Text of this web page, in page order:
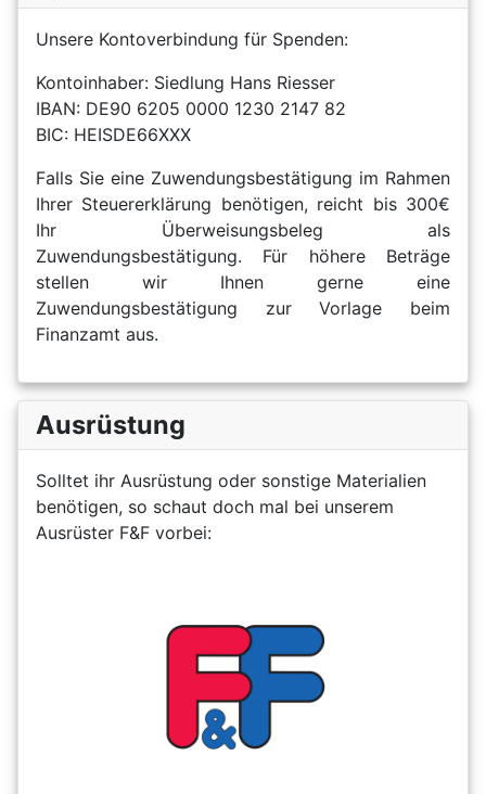
Unsere Kontoverbindung für Spenden:
Kontoinhaber: Siedlung Hans Riesser
IBAN: DE90 6205 0000 1230 2147 82
BIC: HEISDE66XXX
Falls Sie eine Zuwendungsbestätigung im Rahmen
Ihrer Steuererklärung benötigen, reicht bis 300€
Ihr Überweisungsbeleg als
Zuwendungsbestätigung. Für höhere Beträge
stellen wir Ihnen gerne eine
Zuwendungsbestätigung zur Vorlage beim
Finanzamt aus.
Ausrüstung
Solltet ihr Ausrüstung oder sonstige Materialien
benötigen, so schaut doch mal bei unserem
Ausrüster F&F vorbei: